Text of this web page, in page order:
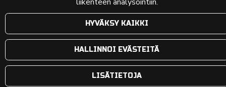
HYVÄKSY KAIKKI
HALLINNOI EVÄSTEITÄ
LISÄTIETOJA